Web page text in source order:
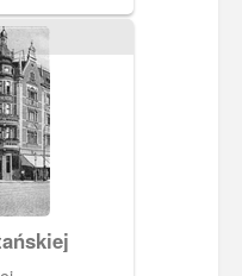
wejście